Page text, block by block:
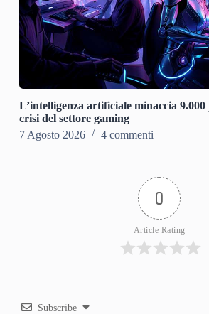
L’intelligenza artificiale minaccia
crisi del settore gaming
7 Agosto 2026
4 commenti
0
Article Rating
Subscribe